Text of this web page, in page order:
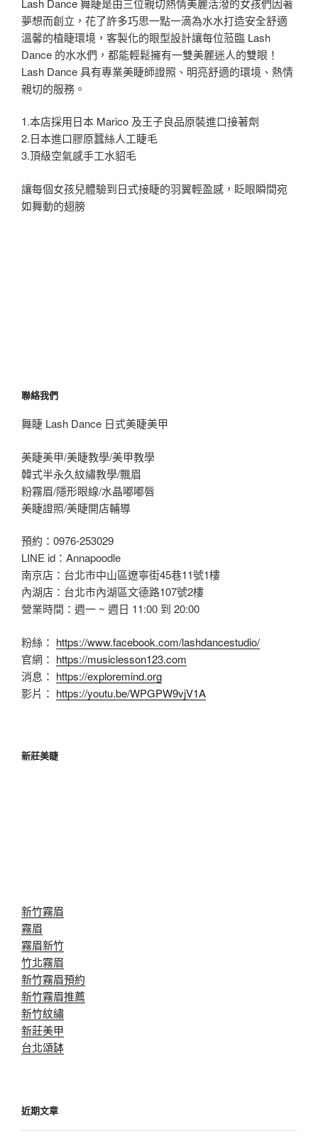
Lash Dance 舞睫是由三位親切熱情美麗活潑的女孩們因著
夢想而創立，花了許多巧思一點一滴為水水打造安全舒適
溫馨的植睫環境，客製化的眼型設計讓每位蒞臨 Lash
Dance 的水水們，都能輕鬆擁有一雙美麗迷人的雙眼！
Lash Dance 具有專業美睫師證照、明亮舒適的環境、熱情
親切的服務。
1.本店採用日本 Marico 及王子良品原裝進口接著劑
2.日本進口膠原蠶絲人工睫毛
3.頂級空氣感手工水貂毛
讓每個女孩兒體驗到日式接睫的羽翼輕盈感，眨眼瞬間宛
如舞動的翅膀
聯絡我們
舞睫 Lash Dance 日式美睫美甲
美睫美甲/美睫教學/美甲教學
韓式半永久紋繡教學/飄眉
粉霧眉/隱形眼線/水晶嘟嘟唇
美睫證照/美睫開店輔導
預約：0976-253029
LINE id：Annapoodle
南京店：台北市中山區遼寧街45巷11號1樓
內湖店：台北市內湖區文德路107號2樓
營業時間：週一 ~ 週日 11:00 到 20:00
粉絲： https://www.facebook.com/lashdancestudio/
官網： https://musiclesson123.com
消息： https://exploremind.org
影片： https://youtu.be/WPGPW9vjV1A
新莊美睫
新竹霧眉
霧眉
霧眉新竹
竹北霧眉
新竹霧眉預約
新竹霧眉推薦
新竹紋繡
新莊美甲
台北頌缽
近期文章